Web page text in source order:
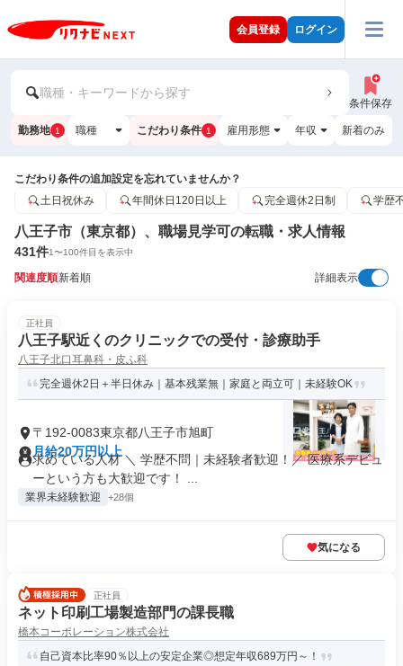
会員登録 ログイン
職種・キーワードから探す
条件保存
勤務地 1 職種 こだわり条件 1 雇用形態 年収 新着のみ
こだわり条件の追加設定を忘れていませんか？
土日祝休み
年間休日120日以上 完全週休2日制 学歴
八王子市（東京都）、職場見学可の転職・求人情報
431件1〜100件目を表示中
関連度順新着順 詳細表示
正社員
八王子駅近くのクリニックでの受付・診療助手
八王子北口耳鼻科・皮ふ科
完全週休2日＋半日休み｜基本残業無｜家庭と両立可｜未経験OK
〒192-0083東京都八王子市旭町
月給20万円以上
求めている人材 ＼ 学歴不問｜未経験者歓迎！／ 医療系デビュ
ーという方も大歓迎です！ ...
業界未経験歓迎 +28個
気になる
正社員
ネット印刷工場製造部門の課長職
橋本コーポレーション株式会社
自己資本比率90％以上の安定企業◎想定年収689万円～！